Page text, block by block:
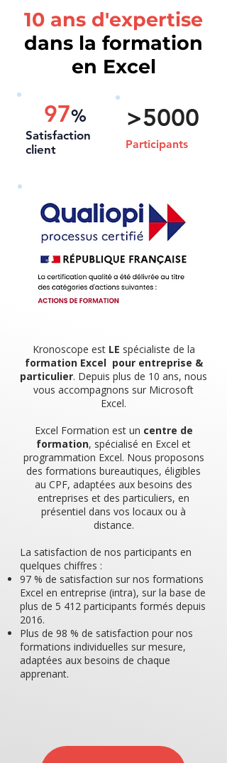
10 ans d'expertise
dans la formation
en Excel
97%
Satisfaction
client
>5000
Participants
Kronoscope est LE spécialiste de la
formation Excel pour entreprise &
particulier. Depuis plus de 10 ans, nous
vous accompagnons sur Microsoft
Excel.
Excel Formation est un centre de
formation, spécialisé en Excel et
programmation Excel. Nous proposons
des formations bureautiques, éligibles
au CPF, adaptées aux besoins des
entreprises et des particuliers, en
présentiel dans vos locaux ou à
distance.
La satisfaction de nos participants en
quelques chiffres :
97 % de satisfaction sur nos formations
Excel en entreprise (intra), sur la base de
plus de 5 412 participants formés depuis
2016.
Plus de 98 % de satisfaction pour nos
formations individuelles sur mesure,
adaptées aux besoins de chaque
apprenant.